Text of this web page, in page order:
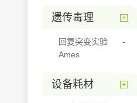
遗传毒理
回复突变实验
Ames
设备耗材